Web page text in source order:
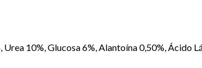
10%, Glucosa 6%, Alantoína 0,50%, Ácido